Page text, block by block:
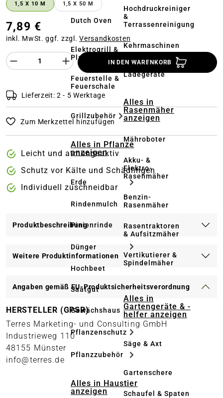
Dutch Oven
Elektrogrill &
Plancha
Feuerstelle &
Feuerschale
Grillzubehör
Alles in Pflanze
anzeigen
Erde
Rindenmulch
Pinienrinde
Dünger
Hochbeet
Saatgut
Gewächshaus
Pflanzenschutz
Pflanzzubehör
Alles in Haustier
anzeigen
Hochdruckreiniger
&
Terrassenreinigung
Kehrmaschinen
Akkus &
Ladegeräte
Alles in
Rasenmäher
anzeigen
Mähroboter
Akku- &
Elektro-
Rasenmäher
Benzin-
Rasenmäher
Rasentraktoren
& Aufsitzmäher
Vertikutierer &
Spindelmäher
Alles in
Gartengeräte & -
helfer anzeigen
Säge & Axt
Gartenschere
Schaufel & Spaten
1,5 X 10 M 1,5 X 50 M
7,89 €
inkl. MwSt. ggf. zzgl.Versandkosten
Produkt Anzahl des Produktes
IN DEN WARENKORB
Lieferzeit: 2 - 5 Werktage
Zum Merkzettel hinzufügen
Leicht und atmungsaktiv
Schutz vor Kälte und Schädlingen
Individuell zuschneidbar
Produktbeschreibung
Weitere Produktinformationen
Angaben gemäß EU-Produktsicherheitsverordnung
HERSTELLER (GPSR)
Terres Marketing- und Consulting GmbH
Industrieweg 110
48155 Münster
info@terres.de